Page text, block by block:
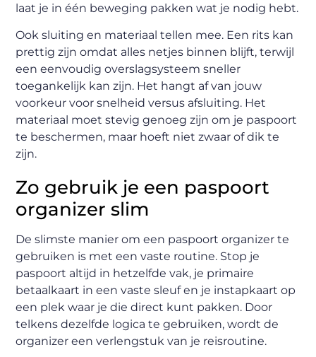
laat je in één beweging pakken wat je nodig hebt.
Ook sluiting en materiaal tellen mee. Een rits kan
prettig zijn omdat alles netjes binnen blijft, terwijl
een eenvoudig overslagsysteem sneller
toegankelijk kan zijn. Het hangt af van jouw
voorkeur voor snelheid versus afsluiting. Het
materiaal moet stevig genoeg zijn om je paspoort
te beschermen, maar hoeft niet zwaar of dik te
zijn.
Zo gebruik je een paspoort
organizer slim
De slimste manier om een paspoort organizer te
gebruiken is met een vaste routine. Stop je
paspoort altijd in hetzelfde vak, je primaire
betaalkaart in een vaste sleuf en je instapkaart op
een plek waar je die direct kunt pakken. Door
telkens dezelfde logica te gebruiken, wordt de
organizer een verlengstuk van je reisroutine.